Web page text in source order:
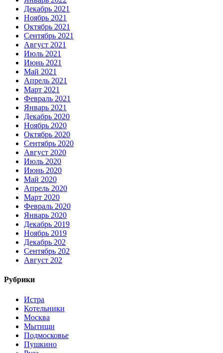
Декабрь 2021
Ноябрь 2021
Октябрь 2021
Сентябрь 2021
Август 2021
Июль 2021
Июнь 2021
Май 2021
Апрель 2021
Март 2021
Февраль 2021
Январь 2021
Декабрь 2020
Ноябрь 2020
Октябрь 2020
Сентябрь 2020
Август 2020
Июль 2020
Июнь 2020
Май 2020
Апрель 2020
Март 2020
Февраль 2020
Январь 2020
Декабрь 2019
Ноябрь 2019
Декабрь 202
Сентябрь 202
Август 202
Рубрики
Истра
Котельники
Москва
Мытищи
Подмосковье
Пушкино